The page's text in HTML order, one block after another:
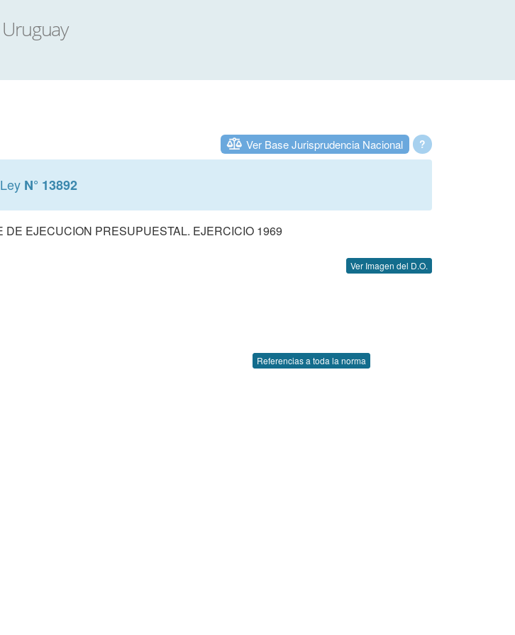
?
Ver Base Jurisprudencia Nacional
Ley N° 13892
EJECUCION PRESUPUESTAL. EJERCICIO 1969
Ver Imagen del D.O.
Referencias a toda la norma